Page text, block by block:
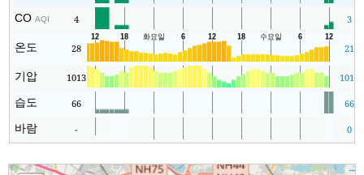
COAQI 4 3
온도 28 21
기압 1013 1011
습도 66 66
바람 - 0